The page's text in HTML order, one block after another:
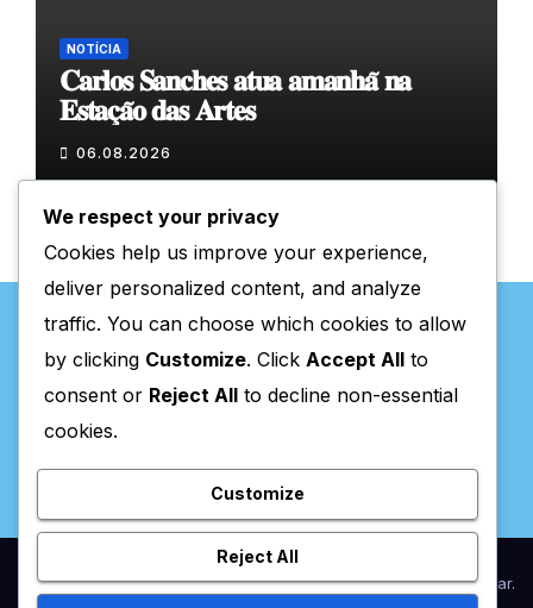
NOTÍCIA
𝐂𝐚𝐫𝐥𝐨𝐬 𝐒𝐚𝐧𝐜𝐡𝐞𝐬 𝐚𝐭𝐮𝐚 𝐚𝐦𝐚𝐧𝐡𝐚̃ 𝐧𝐚
𝐄𝐬𝐭𝐚𝐜̧𝐚̃𝐨 𝐝𝐚𝐬 𝐀𝐫𝐭𝐞𝐬
06.08.2026
Valpaços Online
Proudly powered by WordPress|Theme:NewsupbyThemeansar.
We respect your privacy
Cookies help us improve your experience,
deliver personalized content, and analyze
traffic. You can choose which cookies to allow
by clicking Customize. Click Accept All to
consent or Reject All to decline non-essential
cookies.
Customize
Reject All